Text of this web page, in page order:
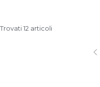
Trovati 12 articoli